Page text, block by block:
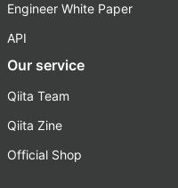
Engineer White Paper
API
Our service
Qiita Team
Qiita Zine
Official Shop